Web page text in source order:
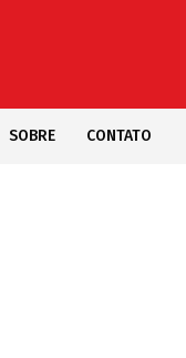
SOBRE CONTATO